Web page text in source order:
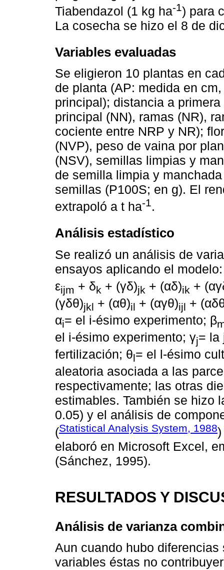
Tiabendazol (1 kg ha-1) para
La cosecha se hizo el 8 de
Variables evaluadas
Se eligieron 10 plantas en
de planta (AP: medida en
principal); distancia a
principal (NN), ramas (NR),
cociente entre NRP y NR);
(NVP), peso de vaina por
(NSV), semillas limpias y
de semilla limpia y
semillas (P100S; en g). El
extrapoló a t ha-1.
Análisis estadístico
Se realizó un análisis de
ensayos aplicando el
εijm + δk + (γδ)jk + (αδ)ik +
(γδθ)jkl + (αθ)il + (αγθ)ijl +
αi= el i-ésimo experimento; β
el i-ésimo experimento; γj= la
fertilización; θl= el l-ésimo
aleatoria asociada a las
respectivamente; las otras
estimables. También se hizo
0.05) y el análisis de
(Statistical Analysis System, 1988
elaboró en Microsoft Excel,
(Sánchez, 1995).
RESULTADOS Y
Análisis de varianza
Aun cuando hubo
variables éstas no